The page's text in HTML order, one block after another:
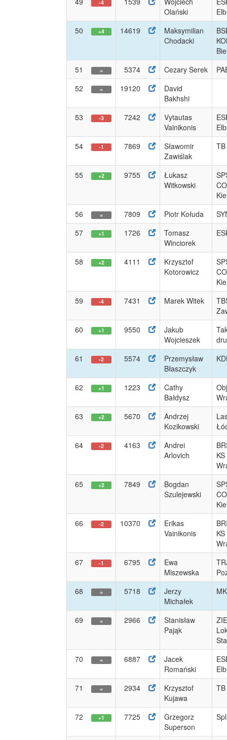
-4
Olański
50
+4 14619
Maksymilian
Chodacki
51
= 5374 Cezary Serek
52
= 19120
David
Bakhshi
53
-3 7242
Vytautas
Vainikonis
54
-1 7869
Sławomir
Zawiślak
55 +2 9755
Łukasz
Witkowski
56
= 7809 Piotr Kołuda
57
+1 1726
Tomasz
Winciorek
58 +2 4111
Krzysztof
Kotorowicz
59
-4 7431 Marek Witek
60
+1 9550
Jakub
Wojcieszek
61
-2 5574
Przemysław
Błaszczyk
62 +1 1223
Cathy
Bałdysz
63
+2 5670
Andrzej
Kozikowski
64
-2 4163
Andrei
Arlovich
65
+2 7849
Bogdan
Szulejewski
66
-2 10370
Erikas
Vainikonis
67
-1 6795
Ewa
Miszewska
68
= 5718
Jerzy
Michałek
69 = 2966
Stanisław
Pająk
70
= 6887
Jacek
Romański
71
= 2934
Krzysztof
Kujawa
72 +1 7725
Grzegorz
Superson